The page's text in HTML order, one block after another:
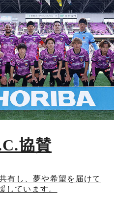
協賛
有し、夢や希望を届けて
しています。